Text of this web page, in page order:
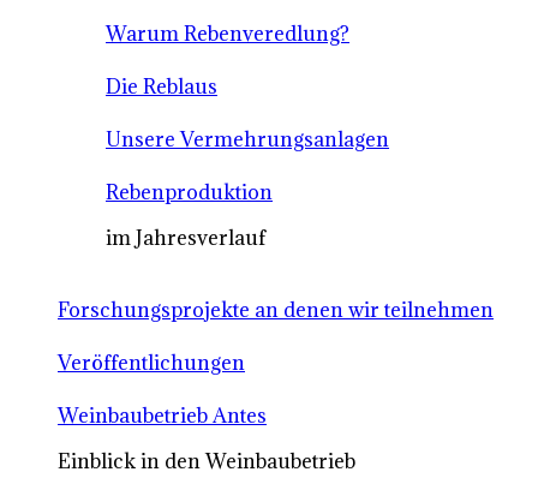
Warum Rebenveredlung?
Die Reblaus
Unsere Vermehrungsanlagen
Rebenproduktion
im Jahresverlauf
Forschungsprojekte an denen wir teilnehmen
Veröffentlichungen
Weinbaubetrieb Antes
Einblick in den Weinbaubetrieb